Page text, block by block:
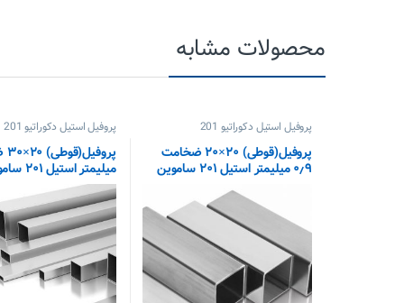
محصولات مشابه
پروفیل استیل دکوراتیو 201
پروفیل(قوطی) ۲۰×۲۰ ضخامت
۰٫۹ میلیمتر استیل ۲۰۱ ساموین
پروفیل استیل دکوراتیو 201
میلیمتر استیل ۲۰۱ ساموین